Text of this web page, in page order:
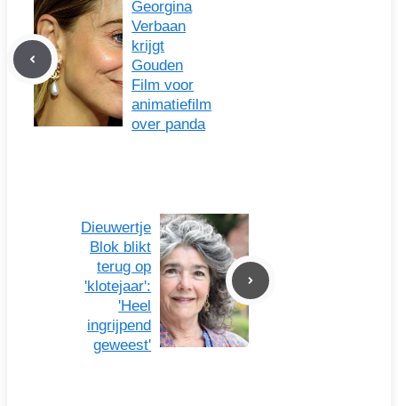
Georgina
Verbaan
krijgt
Gouden
Film voor
animatiefilm
over panda
Dieuwertje
Blok blikt
terug op
'klotejaar':
'Heel
ingrijpend
geweest'